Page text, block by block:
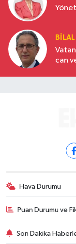
can
Hava Durumu
Puan Durumu ve
Son Dakika